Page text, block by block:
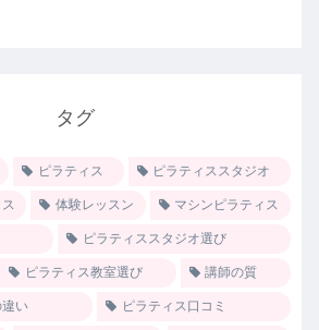
タグ
ピラティス ピラティススタジオ
体験レッスン マシンピラティス
ピラティススタジオ選び
ピラティス教室選び 講師の質
い ピラティス口コミ